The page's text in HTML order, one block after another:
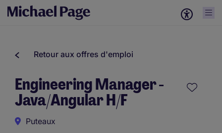
Retour aux offres d'emploi
Engineering Manager -
Java/Angular H/F
Puteaux